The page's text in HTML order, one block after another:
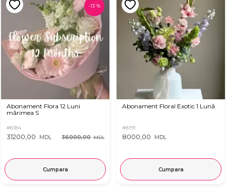
-13 %
Abonament Flora 12 Luni
mărimea S
#8184
31200,00 MDL 36000,00 MDL
Cumpara
Abonament Floral Exotic 1 Lună
#8191
8000,00 MDL
Cumpara